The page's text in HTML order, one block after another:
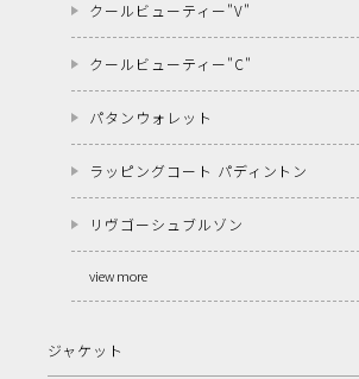
クールビューティー"V"
クールビューティー"C"
パタンウォレット
ラッピングコート パディントン
リヴゴーシュブルゾン
view more
ジャケット